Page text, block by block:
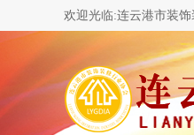
欢迎光临:连云港市装